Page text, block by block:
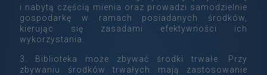
i nabytą częścią mienia oraz prowadzi samodzielnie
gospodarkę w ramach posiadanych środków,
kierując się zasadami efektywności ich
wykorzystania.
3. Biblioteka może zbywać środki trwałe. Przy
zbywaniu środków trwałych mają zastosowanie